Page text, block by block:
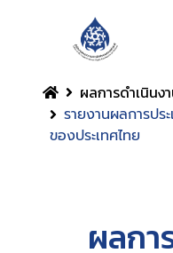
ผลการดำเนินง
รายงานผลการป
ของประเทศไทย
ผลกา